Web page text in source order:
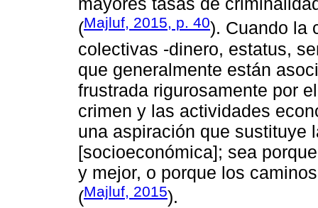
(Majluf, 2015, p. 40). Cuando la
colectivas -dinero, estatus,
que generalmente están
frustrada rigurosamente por
crimen y las actividades
una aspiración que sustituye
[socioeconómica]; sea
y mejor, o porque los
(Majluf, 2015).